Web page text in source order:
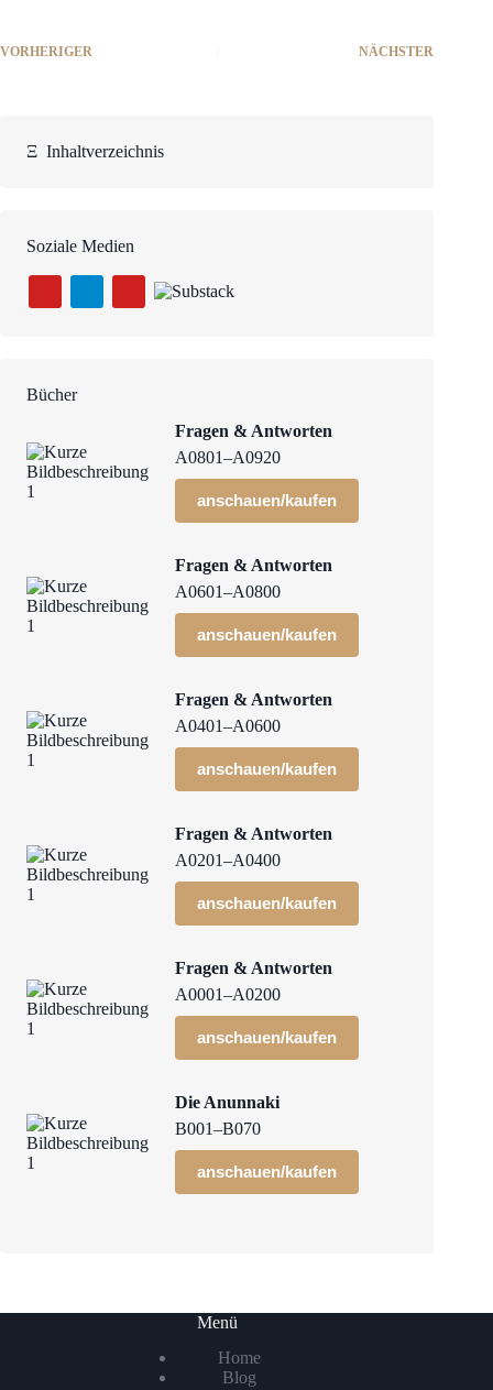
VORHERIGER NÄCHSTER
Ξ Inhaltverzeichnis
Soziale Medien
Bücher
Fragen & Antworten
A0801–A0920
anschauen/kaufen
Fragen & Antworten
A0601–A0800
anschauen/kaufen
Fragen & Antworten
A0401–A0600
anschauen/kaufen
Fragen & Antworten
A0201–A0400
anschauen/kaufen
Fragen & Antworten
A0001–A0200
anschauen/kaufen
Die Anunnaki
B001–B070
anschauen/kaufen
Menü
Home
Blog